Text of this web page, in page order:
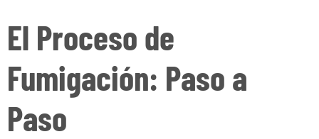
El Proceso de
Fumigación: Paso a
Paso